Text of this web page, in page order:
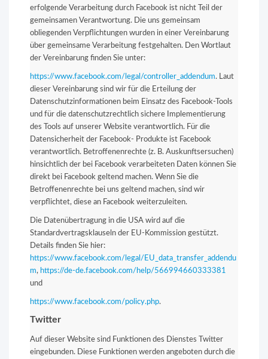
erfolgende Verarbeitung durch Facebook ist nicht Teil der
gemeinsamen Verantwortung. Die uns gemeinsam
obliegenden Verpflichtungen wurden in einer Vereinbarung
über gemeinsame Verarbeitung festgehalten. Den Wortlaut
der Vereinbarung finden Sie unter:
https://www.facebook.com/legal/controller_addendum. Laut
dieser Vereinbarung sind wir für die Erteilung der
Datenschutzinformationen beim Einsatz des Facebook-Tools
und für die datenschutzrechtlich sichere Implementierung
des Tools auf unserer Website verantwortlich. Für die
Datensicherheit der Facebook- Produkte ist Facebook
verantwortlich. Betroffenenrechte (z. B. Auskunftsersuchen)
hinsichtlich der bei Facebook verarbeiteten Daten können Sie
direkt bei Facebook geltend machen. Wenn Sie die
Betroffenenrechte bei uns geltend machen, sind wir
verpflichtet, diese an Facebook weiterzuleiten.
Die Datenübertragung in die USA wird auf die
Standardvertragsklauseln der EU-Kommission gestützt.
Details finden Sie hier:
https://www.facebook.com/legal/EU_data_transfer_addendu
m, https://de-de.facebook.com/help/566994660333381
und
https://www.facebook.com/policy.php.
Twitter
Auf dieser Website sind Funktionen des Dienstes Twitter
eingebunden. Diese Funktionen werden angeboten durch die